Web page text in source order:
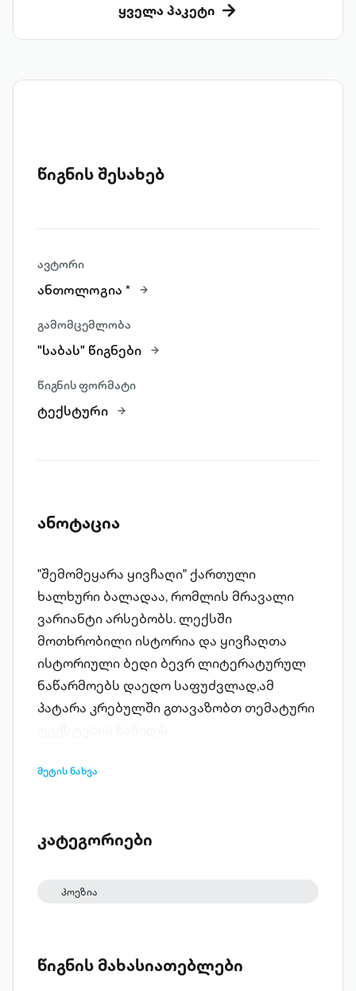
ყველა პაკეტი
წიგნის შესახებ
ავტორი
ანთოლოგია *
გამომცემლობა
"საბას" წიგნები
წიგნის ფორმატი
ტექსტური
ანოტაცია
"შემომეყარა ყივჩაღი" ქართული
ხალხური ბალადაა, რომლის მრავალი
ვარიანტი არსებობს. ლექსში
მოთხრობილი ისტორია და ყივჩაღთა
ისტორიული ბედი ბევრ ლიტერატურულ
ნაწარმოებს დაედო საფუძვლად,ამ
პატარა კრებულში გთავაზობთ თემატური
მეტის ნახვა
კატეგორიები
პოეზია
წიგნის მახასიათებლები